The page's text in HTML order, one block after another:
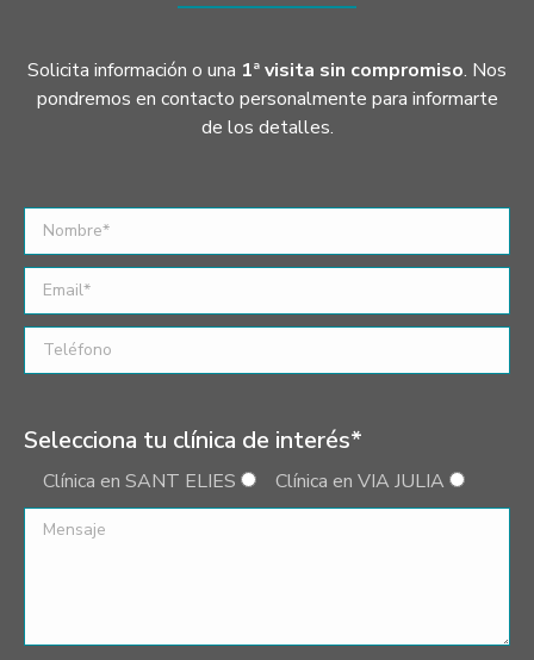
Solicita información o una 1ª visita sin compromiso. Nos
pondremos en contacto personalmente para informarte
de los detalles.
Selecciona tu clínica de interés*
Clínica en SANT ELIES Clínica en VIA JULIA